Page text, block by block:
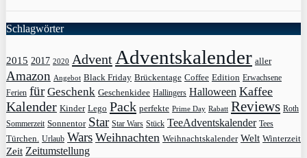
Schlagwörter
2015 2017 2020 Advent Adventskalender aller
Amazon Angebot Black Friday Brückentage Coffee Edition Erwachsene
Ferien für Geschenk Geschenkidee Hallingers Halloween Kaffee
Kalender Kinder Lego Pack perfekte Prime Day Rabatt Reviews Roth
Sommerzeit Sonnentor Star Star Wars Stück TeeAdventskalender Tees
Türchen. Urlaub Wars Weihnachten Weihnachtskalender Welt Winterzeit
Zeit Zeitumstellung